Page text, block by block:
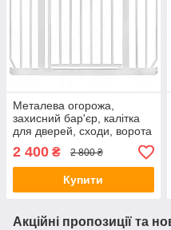
Металева огорожа,
захисний бар'єр, калітка
для дверей, сходи, ворота
безпеки 75-105 см Nukido
2 400 ₴ 2 800 ₴
Купити
Акційні пропозиції та